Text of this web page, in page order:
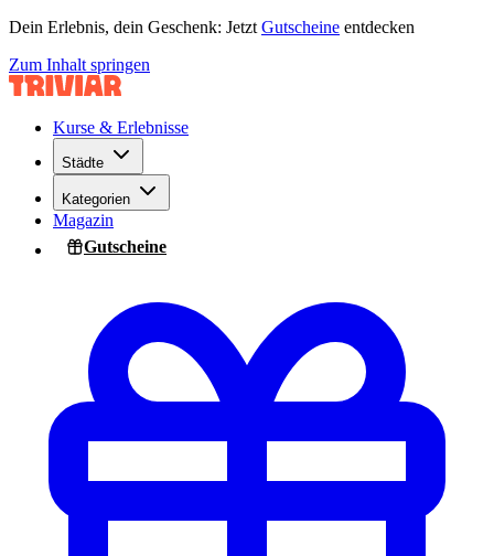
Dein Erlebnis, dein Geschenk: Jetzt Gutscheine entdecken
Zum Inhalt springen
Kurse & Erlebnisse
Städte
Kategorien
Magazin
Gutscheine